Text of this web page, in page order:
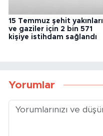
15 Temmuz şehit yakınları
ve gaziler için 2 bin 571
kişiye istihdam sağlandı
Yorumlar